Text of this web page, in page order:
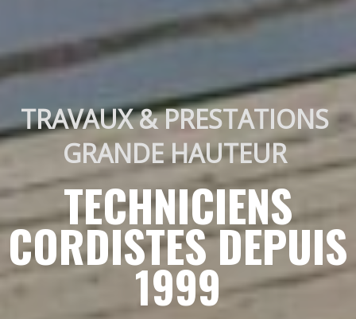
TRAVAUX & PRESTATIONS
GRANDE HAUTEUR
TECHNICIENS
CORDISTES DEPUIS
1999